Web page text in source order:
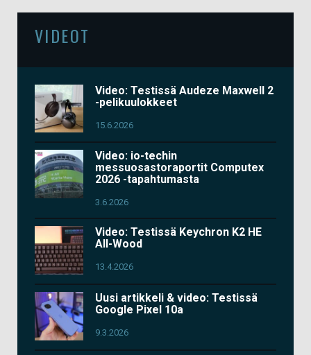
VIDEOT
Video: Testissä Audeze Maxwell 2
-pelikuulokkeet
15.6.2026
Video: io-techin
messuosastoraportit Computex
2026 -tapahtumasta
3.6.2026
Video: Testissä Keychron K2 HE
All-Wood
13.4.2026
Uusi artikkeli & video: Testissä
Google Pixel 10a
9.3.2026